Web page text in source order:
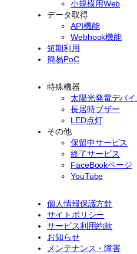
小規模用Web
データ取得
API機能
Webhook機能
短期利用
簡易PoC
特殊機器
太陽光発電デバイ
長居時ブザー
LED点灯
その他
保留中サービス
終了サービス
FaceBookページ
YouTube
個人情報保護方針
サイトポリシー
サービス利用約款
お知らせ
メンテナンス・障害